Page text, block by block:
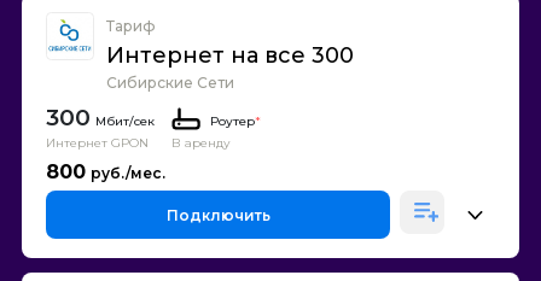
Тариф
Интернет на все 300
Сибирские Сети
300
Интернет GPON
Роутер*
В аренду
800
Подключить